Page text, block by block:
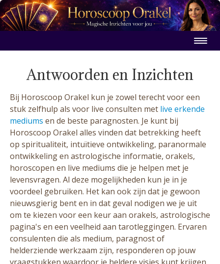
Antwoorden en Inzichten
Bij Horoscoop Orakel kun je zowel terecht voor een
stuk zelfhulp als voor live consulten met live erkende
mediums en de beste paragnosten. Je kunt bij
Horoscoop Orakel alles vinden dat betrekking heeft
op spiritualiteit, intuïtieve ontwikkeling, paranormale
ontwikkeling en astrologische informatie, orakels,
horoscopen en live mediums die je helpen met je
levensvragen. Al deze mogelijkheden kun je in je
voordeel gebruiken. Het kan ook zijn dat je gewoon
nieuwsgierig bent en in dat geval nodigen we je uit
om te kiezen voor een keur aan orakels, astrologische
pagina's en een veelheid aan tarotleggingen. Ervaren
consulenten die als medium, paragnost of
helderziende werkzaam zijn, responderen op jouw